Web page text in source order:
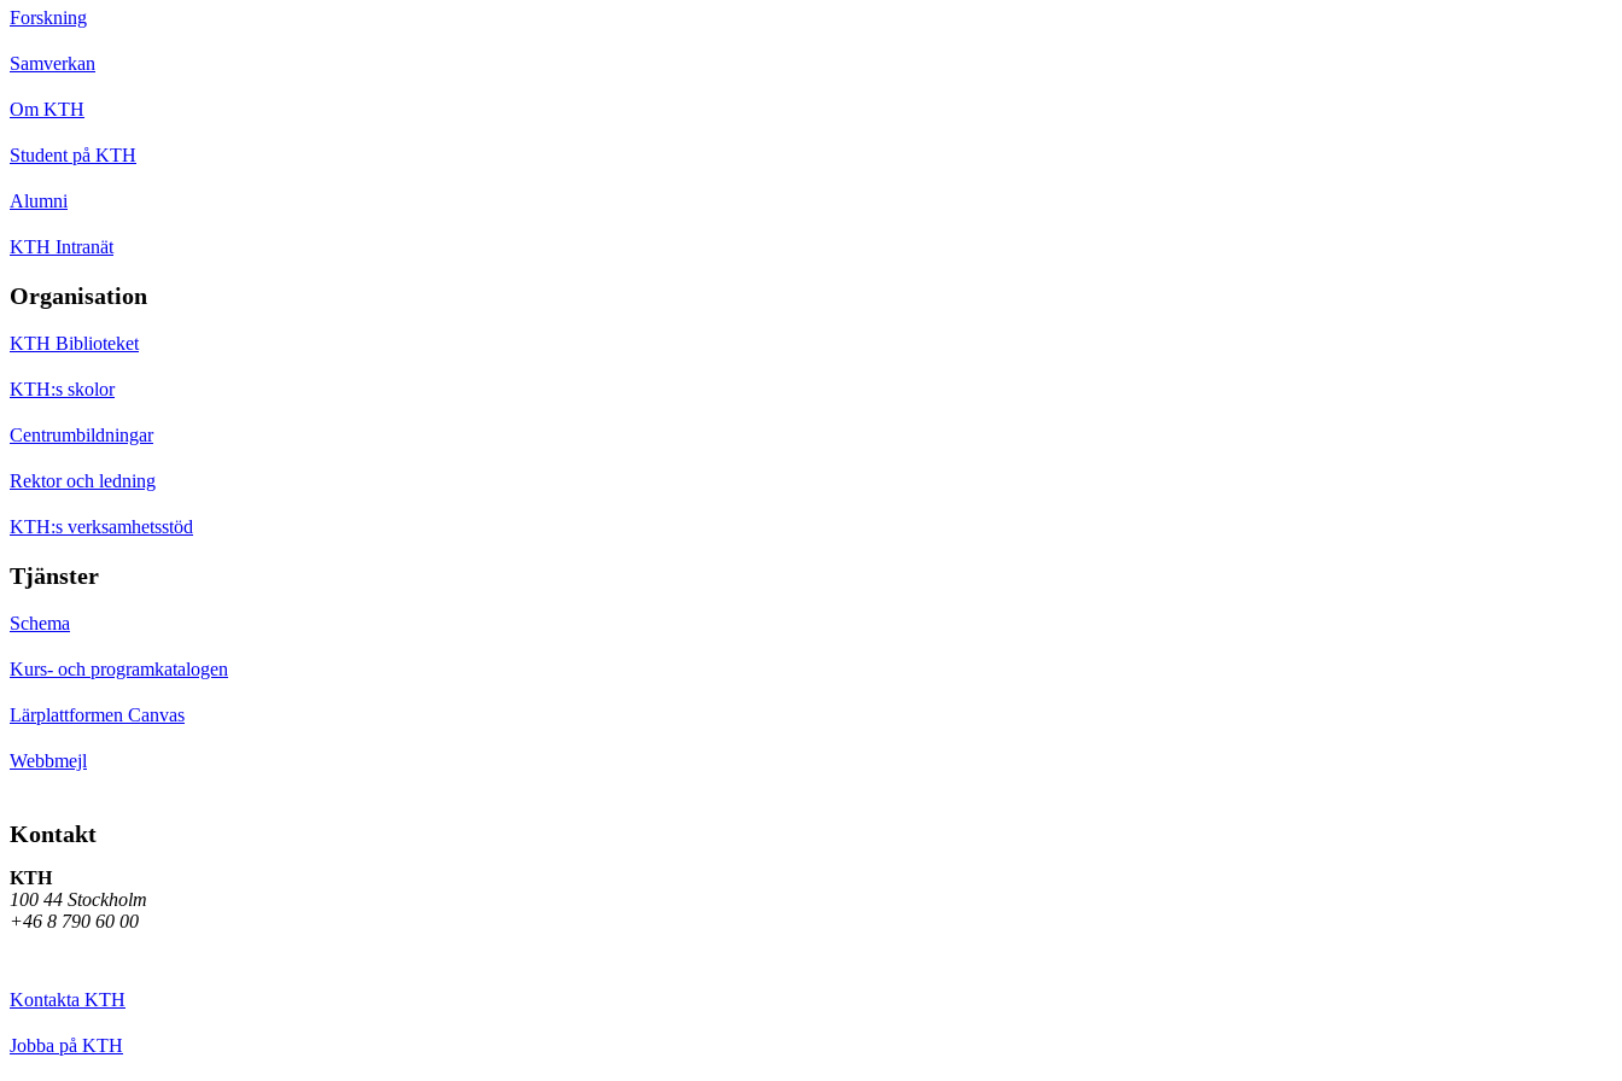
Forskning
Samverkan
Om KTH
Student på KTH
Alumni
KTH Intranät
Organisation
KTH Biblioteket
KTH:s skolor
Centrumbildningar
Rektor och ledning
KTH:s verksamhetsstöd
Tjänster
Schema
Kurs- och programkatalogen
Lärplattformen Canvas
Webbmejl
Kontakt
KTH
100 44 Stockholm
+46 8 790 60 00
Kontakta KTH
Jobba på KTH